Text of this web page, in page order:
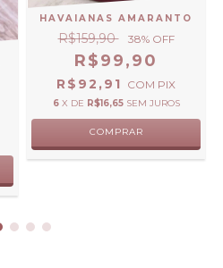
HAVAIANAS AMARANTO
R$159,90 38% OFF
R$99,90
R$92,91 COM PIX
6 X DE R$16,65 SEM JUROS
COMPRAR